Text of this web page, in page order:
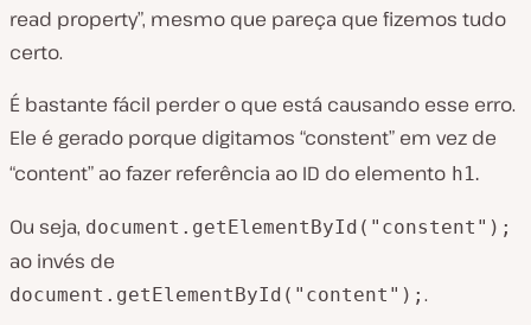
read property”, mesmo que pareça que fizemos tudo
certo.
É bastante fácil perder o que está causando esse erro.
Ele é gerado porque digitamos “constent” em vez de
“content” ao fazer referência ao ID do elemento h1 .
Ou seja, document.getElementById("constent");
ao invés de
document.getElementById("content"); .